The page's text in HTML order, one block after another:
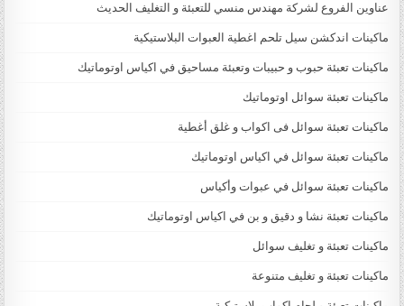
عناوين الفروع لشركة مهندس منسي للتعبئة و التغليف الحديث
ماكينات اندكشن سيل تلحم اغطية العبوات البلاستيكية
ماكينات تعبئة حبوب و حبيبات وتعبئة مساحيق في اكياس اوتوماتيك
ماكينات تعبئة سوائل اوتوماتيك
ماكينات تعبئة سوائل فى اكواب و غلق أغطية
ماكينات تعبئة سوائل في اكياس اوتوماتيك
ماكينات تعبئة سوائل في عبوات وأكياس
ماكينات تعبئة نشا و دقيق و بن في اكياس اوتوماتيك
ماكينات تعبئة و تغليف سوائل
ماكينات تعبئة و تغليف متنوعة